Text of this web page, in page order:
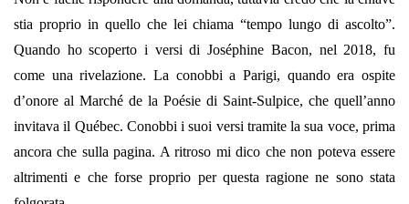
stia proprio in quello che lei chiama “tempo lungo di ascolto”.
Quando ho scoperto i versi di Joséphine Bacon, nel 2018, fu
come una rivelazione. La conobbi a Parigi, quando era ospite
d’onore al Marché de la Poésie di Saint-Sulpice, che quell’anno
invitava il Québec. Conobbi i suoi versi tramite la sua voce, prima
ancora che sulla pagina. A ritroso mi dico che non poteva essere
altrimenti e che forse proprio per questa ragione ne sono stata